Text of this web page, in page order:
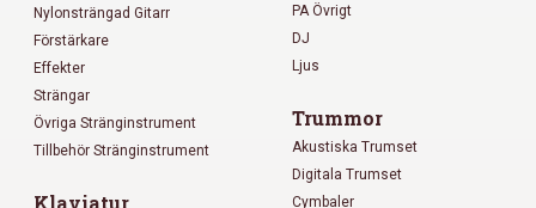
Nylonsträngad Gitarr
Förstärkare
Effekter
Strängar
Övriga Stränginstrument
Tillbehör Stränginstrument
Klaviatur
PA Övrigt
DJ
Ljus
Trummor
Akustiska Trumset
Digitala Trumset
Cymbaler